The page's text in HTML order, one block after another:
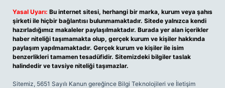
Yasal Uyarı: Bu internet sitesi, herhangi bir marka, kurum veya şahıs
şirketi ile hiçbir bağlantısı bulunmamaktadır. Sitede yalnızca kendi
hazırladığımız makaleler paylaşılmaktadır. Burada yer alan içerikler
haber niteliği taşımamakta olup, gerçek kurum ve kişiler hakkında
paylaşım yapılmamaktadır. Gerçek kurum ve kişiler ile isim
benzerlikleri tamamen tesadüfidir. Sitemizdeki bilgiler taslak
halindedir ve tavsiye niteliği taşımazlar.
Sitemiz, 5651 Sayılı Kanun gereğince Bilgi Teknolojileri ve İletişim